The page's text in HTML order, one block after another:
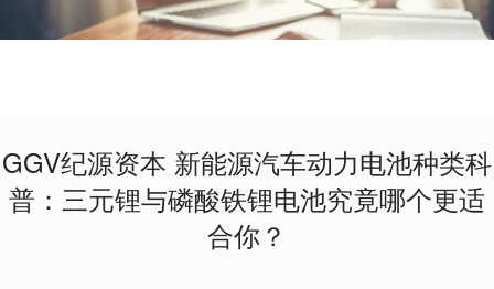
GGV纪源资本 新能源汽车动力电池种类科
普：三元锂与磷酸铁锂电池究竟哪个更适
合你？